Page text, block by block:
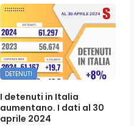
DETENUTI
I detenuti in Italia
aumentano. I dati al 30
aprile 2024